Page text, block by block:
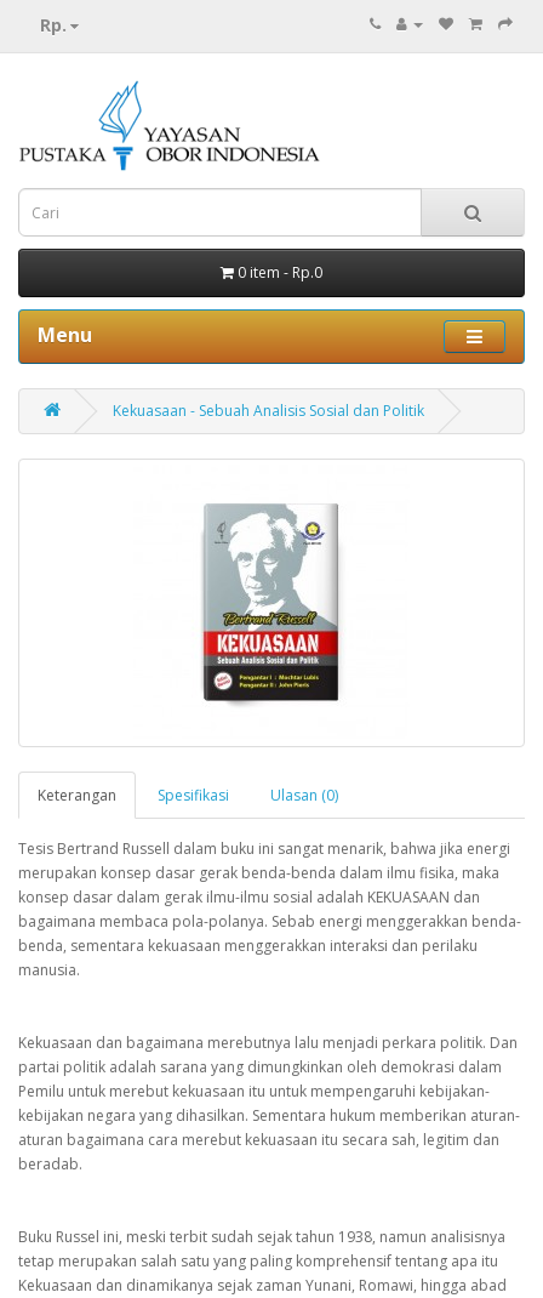
Rp.
0 item - Rp.0
Menu
Kekuasaan - Sebuah Analisis Sosial dan Politik
Keterangan Spesifikasi Ulasan (0)
Tesis Bertrand Russell dalam buku ini sangat menarik, bahwa jika energi
merupakan konsep dasar gerak benda-benda dalam ilmu fisika, maka
konsep dasar dalam gerak ilmu-ilmu sosial adalah KEKUASAAN dan
bagaimana membaca pola-polanya. Sebab energi menggerakkan benda-
benda, sementara kekuasaan menggerakkan interaksi dan perilaku
manusia.
Kekuasaan dan bagaimana merebutnya lalu menjadi perkara politik. Dan
partai politik adalah sarana yang dimungkinkan oleh demokrasi dalam
Pemilu untuk merebut kekuasaan itu untuk mempengaruhi kebijakan-
kebijakan negara yang dihasilkan. Sementara hukum memberikan aturan-
aturan bagaimana cara merebut kekuasaan itu secara sah, legitim dan
beradab.
Buku Russel ini, meski terbit sudah sejak tahun 1938, namun analisisnya
tetap merupakan salah satu yang paling komprehensif tentang apa itu
Kekuasaan dan dinamikanya sejak zaman Yunani, Romawi, hingga abad